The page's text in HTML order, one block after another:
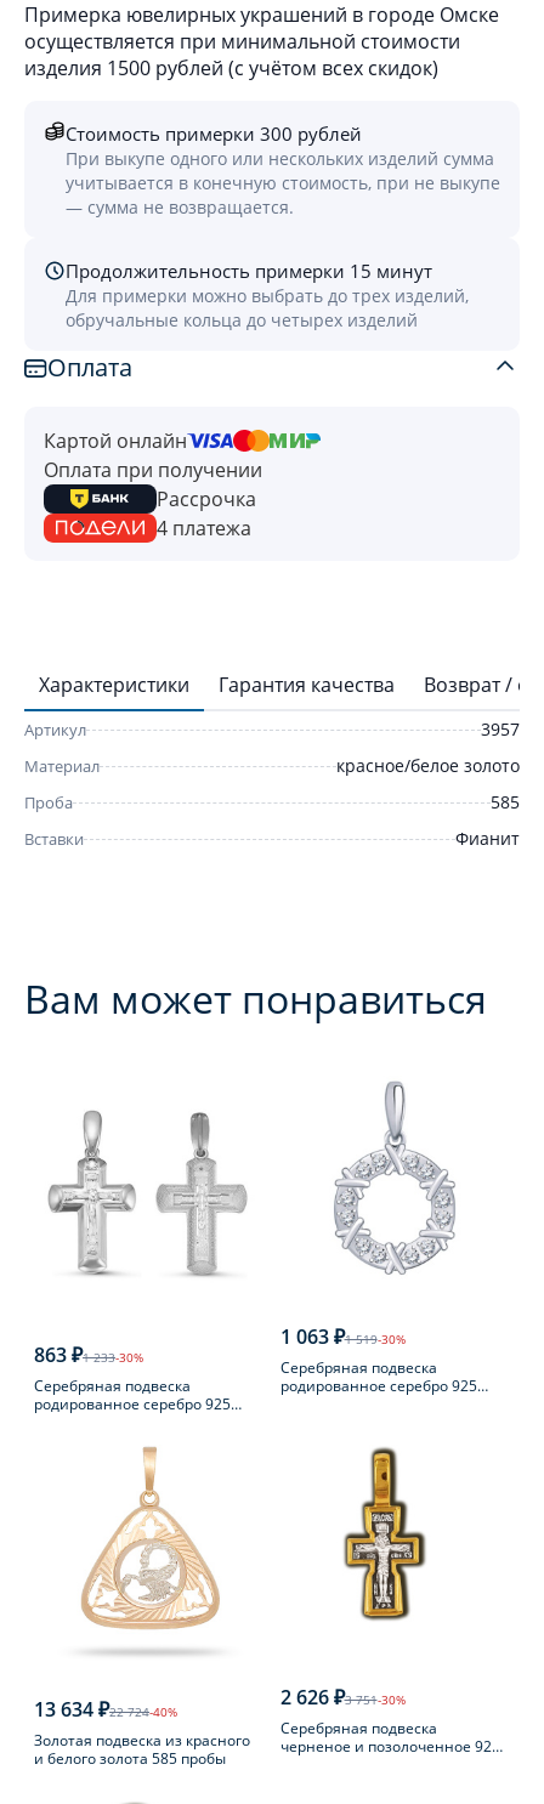
Примерка ювелирных украшений в городе Омске
осуществляется при минимальной стоимости
изделия 1500 рублей (с учётом всех скидок)
Стоимость примерки 300 рублей
При выкупе одного или нескольких изделий сумма
учитывается в конечную стоимость, при не выкупе
— сумма не возвращается.
Продолжительность примерки 15 минут
Для примерки можно выбрать до трех изделий,
обручальные кольца до четырех изделий
Оплата
Картой онлайн
Оплата при получении
Рассрочка
4 платежа
Характеристики Гарантия качества Возврат /
Артикул 3957
Материал красное/белое золото
Проба 585
Вставки Фианит
Вам может понравиться
863 ₽1 233-30%
Серебряная подвеска
родированное серебро 925
1 063 ₽1 519-30%
Серебряная подвеска
родированное серебро 925
13 634 ₽22 724-40%
Золотая подвеска из красного
и белого золота 585 пробы
2 626 ₽3 751-30%
Серебряная подвеска
черненое и позолоченное 925